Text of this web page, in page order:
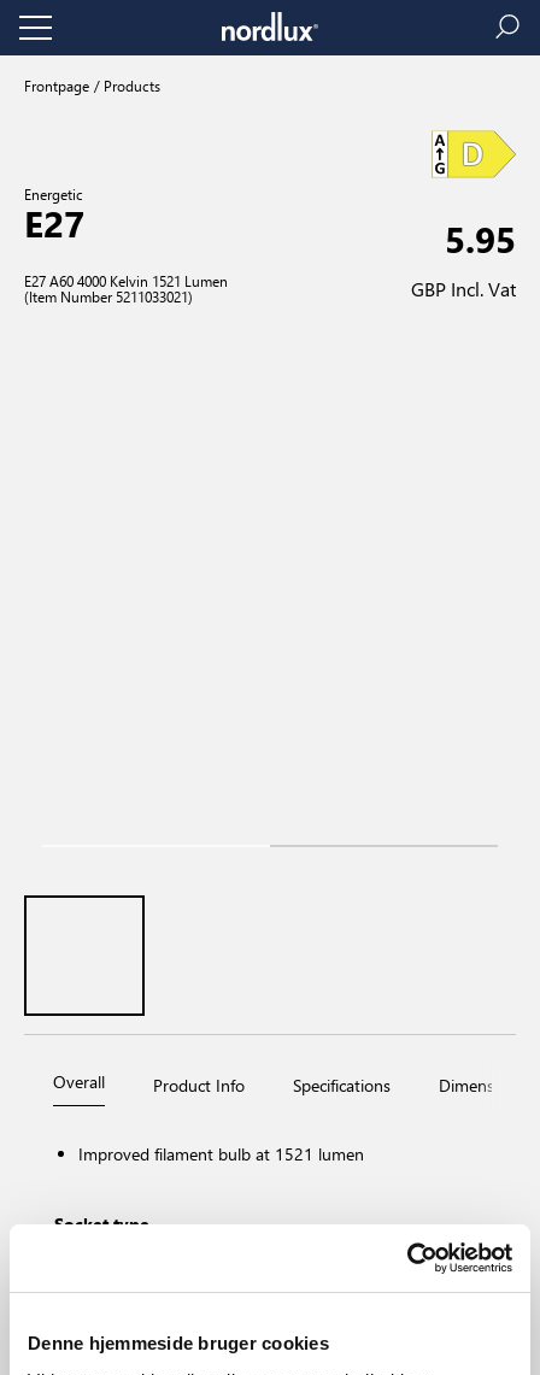
Denne hjemmeside bruger cookies
Frontpage Products
Energetic
E27
E27 A60 4000 Kelvin 1521 Lumen
(Item Number 5211033021)
5.95
GBP Incl. Vat
Overall Product Info Specifications Dimensions
Improved filament bulb at 1521 lumen
Socket type
Colour temperature (Kelvin)